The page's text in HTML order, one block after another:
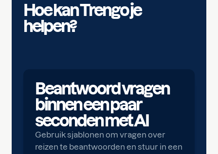
Hoe kan Trengo je
helpen?
Beantwoord vragen
binnen een paar
seconden met AI
Gebruik sjablonen om vragen over
reizen te beantwoorden en stuur in een